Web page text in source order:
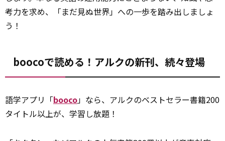
考力を求め、「まだ見ぬ世界」への一歩を踏み出しましょ
う！
boocoで読める！アルクの新刊、続々登場
語学アプリ「booco」なら、アルクのベストセラー書籍200
タイトル以上が、学習し放題！